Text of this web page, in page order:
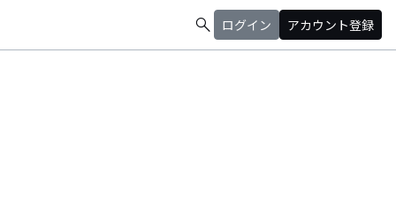
search ログイン アカウント登録